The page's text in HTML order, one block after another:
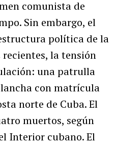
comunista de
Sin embargo, el
política de la
recientes, la tensión
una patrulla
con matrícula
norte de Cuba. El
muertos, según
Interior cubano. El